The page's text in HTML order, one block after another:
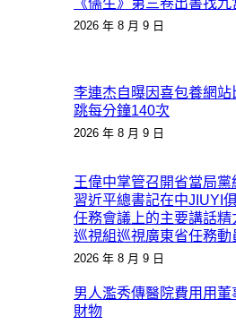
2026 年 8 月 9 日
李連杰自曝因喜包養網
跳每分鐘140次
2026 年 8 月 9 日
王偉中掌管召開省當局
習近平總書記在中JIUYI
任務會議上的主要講話精
巡視組巡視廣東省任務動
2026 年 8 月 9 日
男人濫秀傳醫院費用用
財物